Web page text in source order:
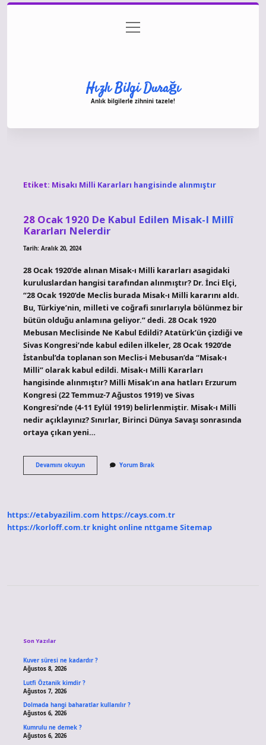
Gizlilik Politikası
menüyü
aç
Hızlı Bilgi Durağı
Anlık bilgilerle zihnini tazele!
Etiket: Misakı Milli Kararları hangisinde alınmıştır
28 Ocak 1920 De Kabul Edilen Misak-I Millî
Kararları Nelerdir
Tarih: Aralık 20, 2024
28 Ocak 1920’de alınan Misak-ı Milli kararları asagidaki
kuruluslardan hangisi tarafından alınmıştır? Dr. İnci Elçi,
“28 Ocak 1920’de Meclis burada Misak-ı Milli kararını aldı.
Bu, Türkiye’nin, milleti ve coğrafi sınırlarıyla bölünmez bir
bütün olduğu anlamına geliyor.” dedi. 28 Ocak 1920
Mebusan Meclisinde Ne Kabul Edildi? Atatürk’ün çizdiği ve
Sivas Kongresi’nde kabul edilen ilkeler, 28 Ocak 1920’de
İstanbul’da toplanan son Meclis-i Mebusan’da “Misak-ı
Milli” olarak kabul edildi. Misak-ı Milli Kararları
hangisinde alınmıştır? Milli Misak’ın ana hatları Erzurum
Kongresi (22 Temmuz-7 Ağustos 1919) ve Sivas
Kongresi’nde (4-11 Eylül 1919) belirlenmiştir. Misak-ı Milli
nedir açıklayınız? Sınırlar, Birinci Dünya Savaşı sonrasında
ortaya çıkan yeni…
Devamını okuyun28
Ocak
Misak-
Millî
Yorum Bırak
https://etabyazilim.com https://cays.com.tr
https://korloff.com.tr knight online nttgame Sitemap
Son Yazılar
Kuver süresi ne kadardır ?
Ağustos 8, 2026
Lutfi Öztanik kimdir ?
Ağustos 7, 2026
Dolmada hangi baharatlar kullanılır ?
Ağustos 6, 2026
Kumrulu ne demek ?
Ağustos 6, 2026